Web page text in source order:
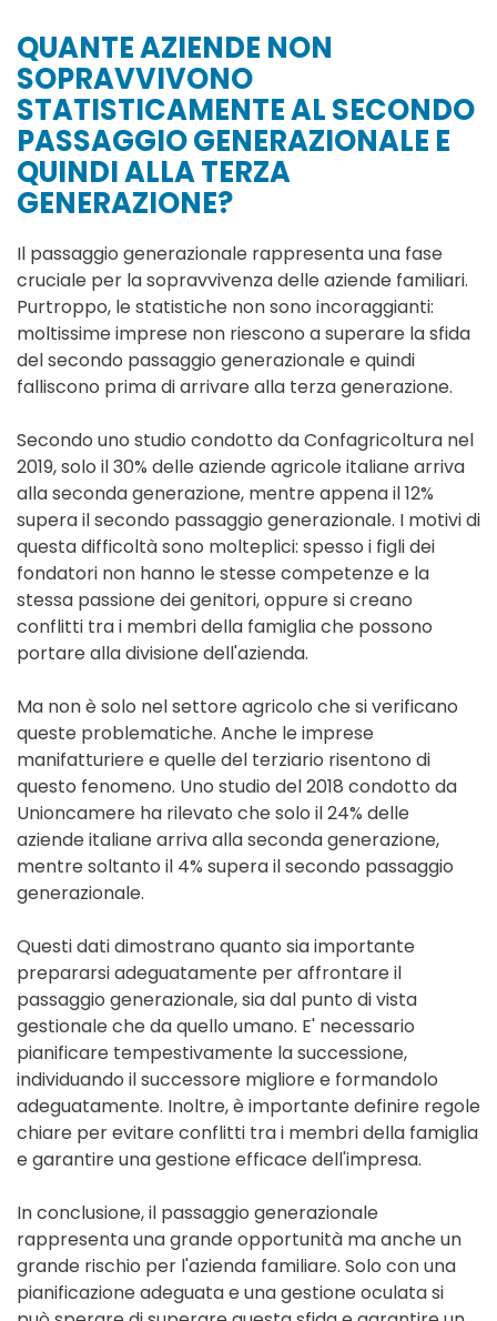
QUANTE AZIENDE NON
SOPRAVVIVONO
STATISTICAMENTE AL SECONDO
PASSAGGIO GENERAZIONALE E
QUINDI ALLA TERZA
GENERAZIONE?
Il passaggio generazionale rappresenta una fase
cruciale per la sopravvivenza delle aziende familiari.
Purtroppo, le statistiche non sono incoraggianti:
moltissime imprese non riescono a superare la sfida
del secondo passaggio generazionale e quindi
falliscono prima di arrivare alla terza generazione.
Secondo uno studio condotto da Confagricoltura nel
2019, solo il 30% delle aziende agricole italiane arriva
alla seconda generazione, mentre appena il 12%
supera il secondo passaggio generazionale. I motivi di
questa difficoltà sono molteplici: spesso i figli dei
fondatori non hanno le stesse competenze e la
stessa passione dei genitori, oppure si creano
conflitti tra i membri della famiglia che possono
portare alla divisione dell'azienda.
Ma non è solo nel settore agricolo che si verificano
queste problematiche. Anche le imprese
manifatturiere e quelle del terziario risentono di
questo fenomeno. Uno studio del 2018 condotto da
Unioncamere ha rilevato che solo il 24% delle
aziende italiane arriva alla seconda generazione,
mentre soltanto il 4% supera il secondo passaggio
generazionale.
Questi dati dimostrano quanto sia importante
prepararsi adeguatamente per affrontare il
passaggio generazionale, sia dal punto di vista
gestionale che da quello umano. E' necessario
pianificare tempestivamente la successione,
individuando il successore migliore e formandolo
adeguatamente. Inoltre, è importante definire regole
chiare per evitare conflitti tra i membri della famiglia
e garantire una gestione efficace dell'impresa.
In conclusione, il passaggio generazionale
rappresenta una grande opportunità ma anche un
grande rischio per l'azienda familiare. Solo con una
pianificazione adeguata e una gestione oculata si